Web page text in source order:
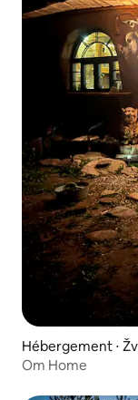
Hébergement ⋅
Om Home